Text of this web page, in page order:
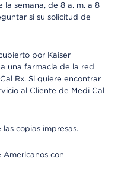
la semana, de 8 a. m. a 8
si su solicitud de
por Kaiser
una farmacia de la red
Rx. Si quiere encontrar
al Cliente de Medi Cal
copias impresas.
con